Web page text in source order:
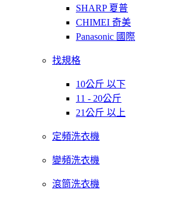
SHARP 夏普
CHIMEI 奇美
Panasonic 國際
找規格
10公斤 以下
11 - 20公斤
21公斤 以上
定頻洗衣機
變頻洗衣機
滾筒洗衣機